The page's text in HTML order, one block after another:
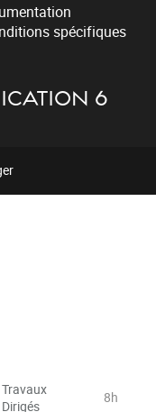
spécifiques
6
Travaux
Dirigés
8h